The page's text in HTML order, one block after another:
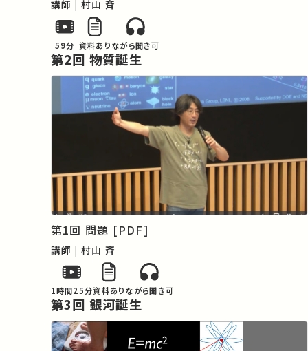
講師 | 村山 斉
59分 資料ありながら聞き可
第2回 物質誕生
第1回 問題 [PDF]
講師 | 村山 斉
1時間25分資料ありながら聞き可
第3回 銀河誕生